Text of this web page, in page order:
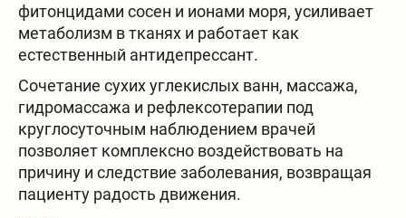
фитонцидами сосен и ионами моря, усиливает
метаболизм в тканях и работает как
естественный антидепрессант.
Сочетание сухих углекислых ванн, массажа,
гидромассажа и рефлексотерапии под
круглосуточным наблюдением врачей
позволяет комплексно воздействовать на
причину и следствие заболевания, возвращая
пациенту радость движения.